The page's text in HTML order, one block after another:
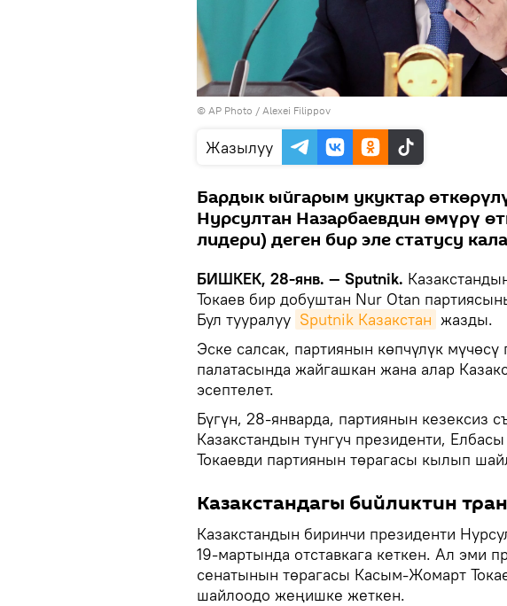
© AP Photo / Alexei Filippov
Жазылуу
Бардык ыйгарым укуктар
Нурсултан Назарбаевдин өмүрү
лидери) деген бир эле статусу
БИШКЕК, 28-янв. — Sputnik.
Токаев бир добуштан Nur Otan
Бул тууралуу Sputnik Казакстан жазды.
Эске салсак, партиянын көпчүлүк
палатасында жайгашкан жана алар
эсептелет.
Бүгүн, 28-январда, партиянын кезексиз
Казакстандын тунгуч президенти,
Токаевди партиянын төрагасы кылып
Казакстандагы бийликтин
Казакстандын биринчи президенти
19-мартында отставкага кеткен. Ал эми
сенатынын төрагасы Касым-Жомарт
шайлоодо жеңишке жеткен.